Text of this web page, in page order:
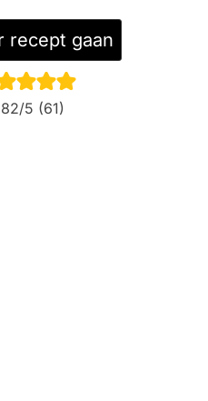
recept gaan
/5 (61)